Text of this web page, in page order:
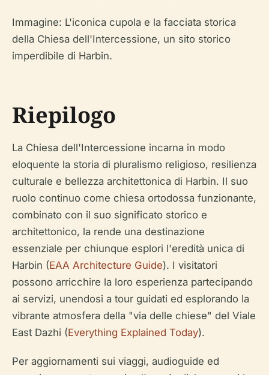
Immagine: L'iconica cupola e la facciata storica
della Chiesa dell'Intercessione, un sito storico
imperdibile di Harbin.
Riepilogo
La Chiesa dell'Intercessione incarna in modo
eloquente la storia di pluralismo religioso, resilienza
culturale e bellezza architettonica di Harbin. Il suo
ruolo continuo come chiesa ortodossa funzionante,
combinato con il suo significato storico e
architettonico, la rende una destinazione
essenziale per chiunque esplori l'eredità unica di
Harbin (EAA Architecture Guide). I visitatori
possono arricchire la loro esperienza partecipando
ai servizi, unendosi a tour guidati ed esplorando la
vibrante atmosfera della "via delle chiese" del Viale
East Dazhi (Everything Explained Today).
Per aggiornamenti sui viaggi, audioguide ed